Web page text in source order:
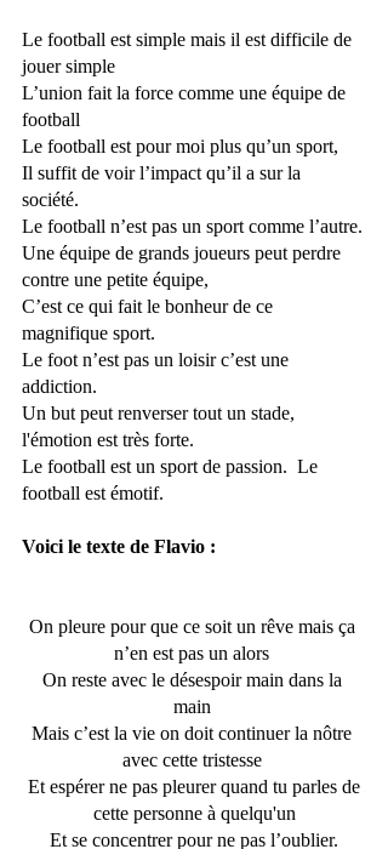
Le football est simple mais il est difficile de
jouer simple
L’union fait la force comme une équipe de
football
Le football est pour moi plus qu’un sport,
Il suffit de voir l’impact qu’il a sur la
société.
Le football n’est pas un sport comme l’autre.
Une équipe de grands joueurs peut perdre
contre une petite équipe,
C’est ce qui fait le bonheur de ce
magnifique sport.
Le foot n’est pas un loisir c’est une
addiction.
Un but peut renverser tout un stade,
l'émotion est très forte.
Le football est un sport de passion.  Le
football est émotif.
Voici le texte de Flavio :
On pleure pour que ce soit un rêve mais ça
n’en est pas un alors
On reste avec le désespoir main dans la
main
Mais c’est la vie on doit continuer la nôtre
avec cette tristesse
cette personne à quelqu'un
Et se concentrer pour ne pas l’oublier.